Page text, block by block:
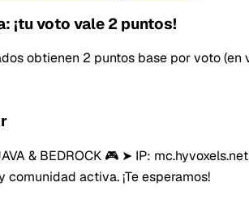
¡tu voto vale 2 puntos!
obtienen 2 puntos base por voto (en
& BEDROCK 🎮 ➤ IP:
comunidad activa. ¡Te esperamos!